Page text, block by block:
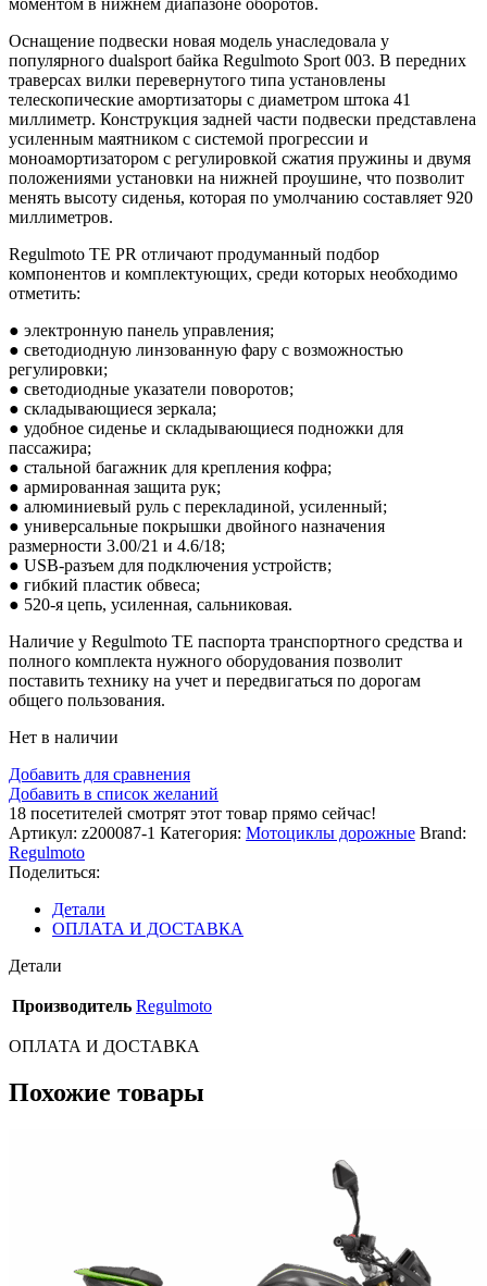
Оснащение подвески новая модель унаследовала у
популярного dualsport байка Regulmoto Sport 003. В передних
траверсах вилки перевернутого типа установлены
телескопические амортизаторы с диаметром штока 41
миллиметр. Конструкция задней части подвески представлена
усиленным маятником с системой прогрессии и
моноамортизатором с регулировкой сжатия пружины и двумя
положениями установки на нижней проушине, что позволит
менять высоту сиденья, которая по умолчанию составляет 920
миллиметров.
Regulmoto TE PR отличают продуманный подбор
компонентов и комплектующих, среди которых необходимо
отметить:
● электронную панель управления;
● светодиодную линзованную фару с возможностью
регулировки;
● светодиодные указатели поворотов;
● складывающиеся зеркала;
● удобное сиденье и складывающиеся подножки для
пассажира;
● стальной багажник для крепления кофра;
● армированная защита рук;
● алюминиевый руль с перекладиной, усиленный;
● универсальные покрышки двойного назначения
размерности 3.00/21 и 4.6/18;
● USB-разъем для подключения устройств;
● гибкий пластик обвеса;
● 520-я цепь, усиленная, сальниковая.
Наличие у Regulmoto TE паспорта транспортного средства и
полного комплекта нужного оборудования позволит
поставить технику на учет и передвигаться по дорогам
общего пользования.
Нет в наличии
Добавить для сравнения
Добавить в список желаний
18 посетителей смотрят этот товар прямо сейчас!
Артикул: z200087-1 Категория: Мотоциклы дорожные Brand:
Regulmoto
Поделиться:
Детали
ОПЛАТА И ДОСТАВКА
Детали
Производитель Regulmoto
ОПЛАТА И ДОСТАВКА
Похожие товары